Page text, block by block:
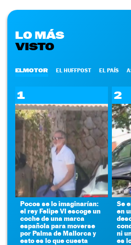
LO MÁS
VISTO
ELMOTOR EL HUFFPOST EL PAÍS
1
Pocos se lo imaginarían:
el rey Felipe VI escoge un
coche de una marca
española para moverse
por Palma de Mallorca y
esto es lo que cuesta
2
Se
en
ni
es